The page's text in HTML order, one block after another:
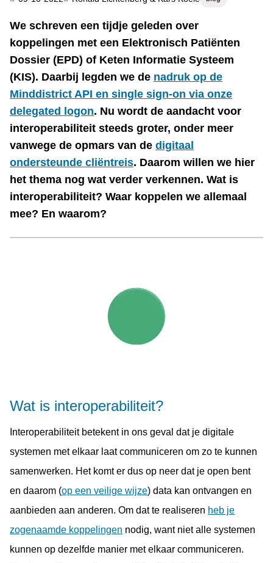
Samenvatting
We schreven een tijdje geleden over
koppelingen met een Elektronisch Patiënten
Dossier (EPD) of Keten Informatie Systeem
(KIS). Daarbij legden we de nadruk op de
Minddistrict API en single sign-on via onze
delegated logon. Nu wordt de aandacht voor
interoperabiliteit steeds groter, onder meer
vanwege de opmars van de digitaal
ondersteunde cliëntreis. Daarom willen we hier
het thema nog wat verder verkennen. Wat is
interoperabiliteit? Waar koppelen we allemaal
mee? En waarom?
Wat is interoperabiliteit?
Interoperabiliteit betekent in ons geval dat je digitale
systemen met elkaar laat communiceren om zo te kunnen
samenwerken. Het komt er dus op neer dat je open bent
en daarom (op een veilige wijze) data kan ontvangen en
aanbieden aan anderen. Om dat te realiseren heb je
zogenaamde koppelingen nodig, want niet alle systemen
kunnen op dezelfde manier met elkaar communiceren.